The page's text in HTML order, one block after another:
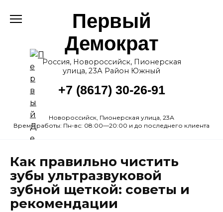
Первый
Демократ
Россия, Новороссийск, Пионерская
улица, 23А Район Южный
+7 (8617) 30-26-91
Новороссийск, Пионерская улица, 23А
Время работы: Пн-вс: 08:00—20:00 и до последнего клиента
Как правильно чистить
зубы ультразвуковой
зубной щеткой: советы и
рекомендации